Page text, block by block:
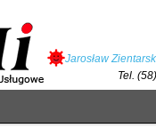
Jarosław
Tel.